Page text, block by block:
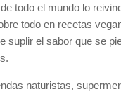
todo el mundo lo
todo en recetas
suplir el sabor que se
naturistas,